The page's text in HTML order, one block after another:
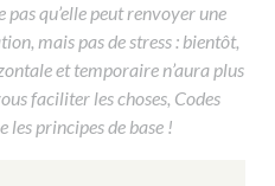
pas qu’elle peut renvoyer une
mais pas de stress : bientôt,
et temporaire n’aura plus
faciliter les choses, Codes
les principes de base !